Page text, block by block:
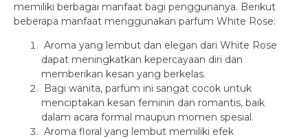
memiliki berbagai manfaat bagi penggunanya. Berikut
beberapa manfaat menggunakan parfum White Rose:
Aroma yang lembut dan elegan dari White Rose
dapat meningkatkan kepercayaan diri dan
memberikan kesan yang berkelas.
Bagi wanita, parfum ini sangat cocok untuk
menciptakan kesan feminin dan romantis, baik
dalam acara formal maupun momen spesial.
Aroma floral yang lembut memiliki efek